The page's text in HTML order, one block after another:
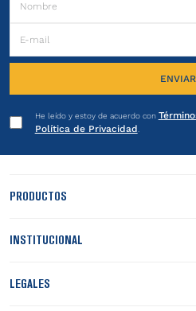
ENVIAR
He leído y estoy de acuerdo con
Política de Privacidad
PRODUCTOS
INSTITUCIONAL
LEGALES